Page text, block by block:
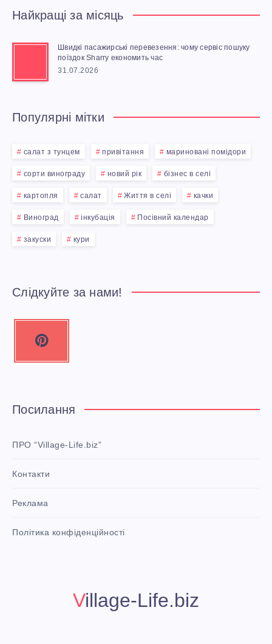
Найкращі за місяць
Швидкі пасажирські перевезення: чому сервіс пошуку
поїздок Sharry економить час
31.07.2026
Популярні мітки
салат з тунцем привітання мариновані помідори
сорти винограду новий рік бізнес в селі
картопля салат Життя в селі качки
Виноград інкубація Посівний календар
закуски кури
Слідкуйте за нами!
e
e
i
i
t
Посилання
ПРО “Village-Life.biz”
Контакти
Реклама
Політика конфіденційності
Village-Life.biz